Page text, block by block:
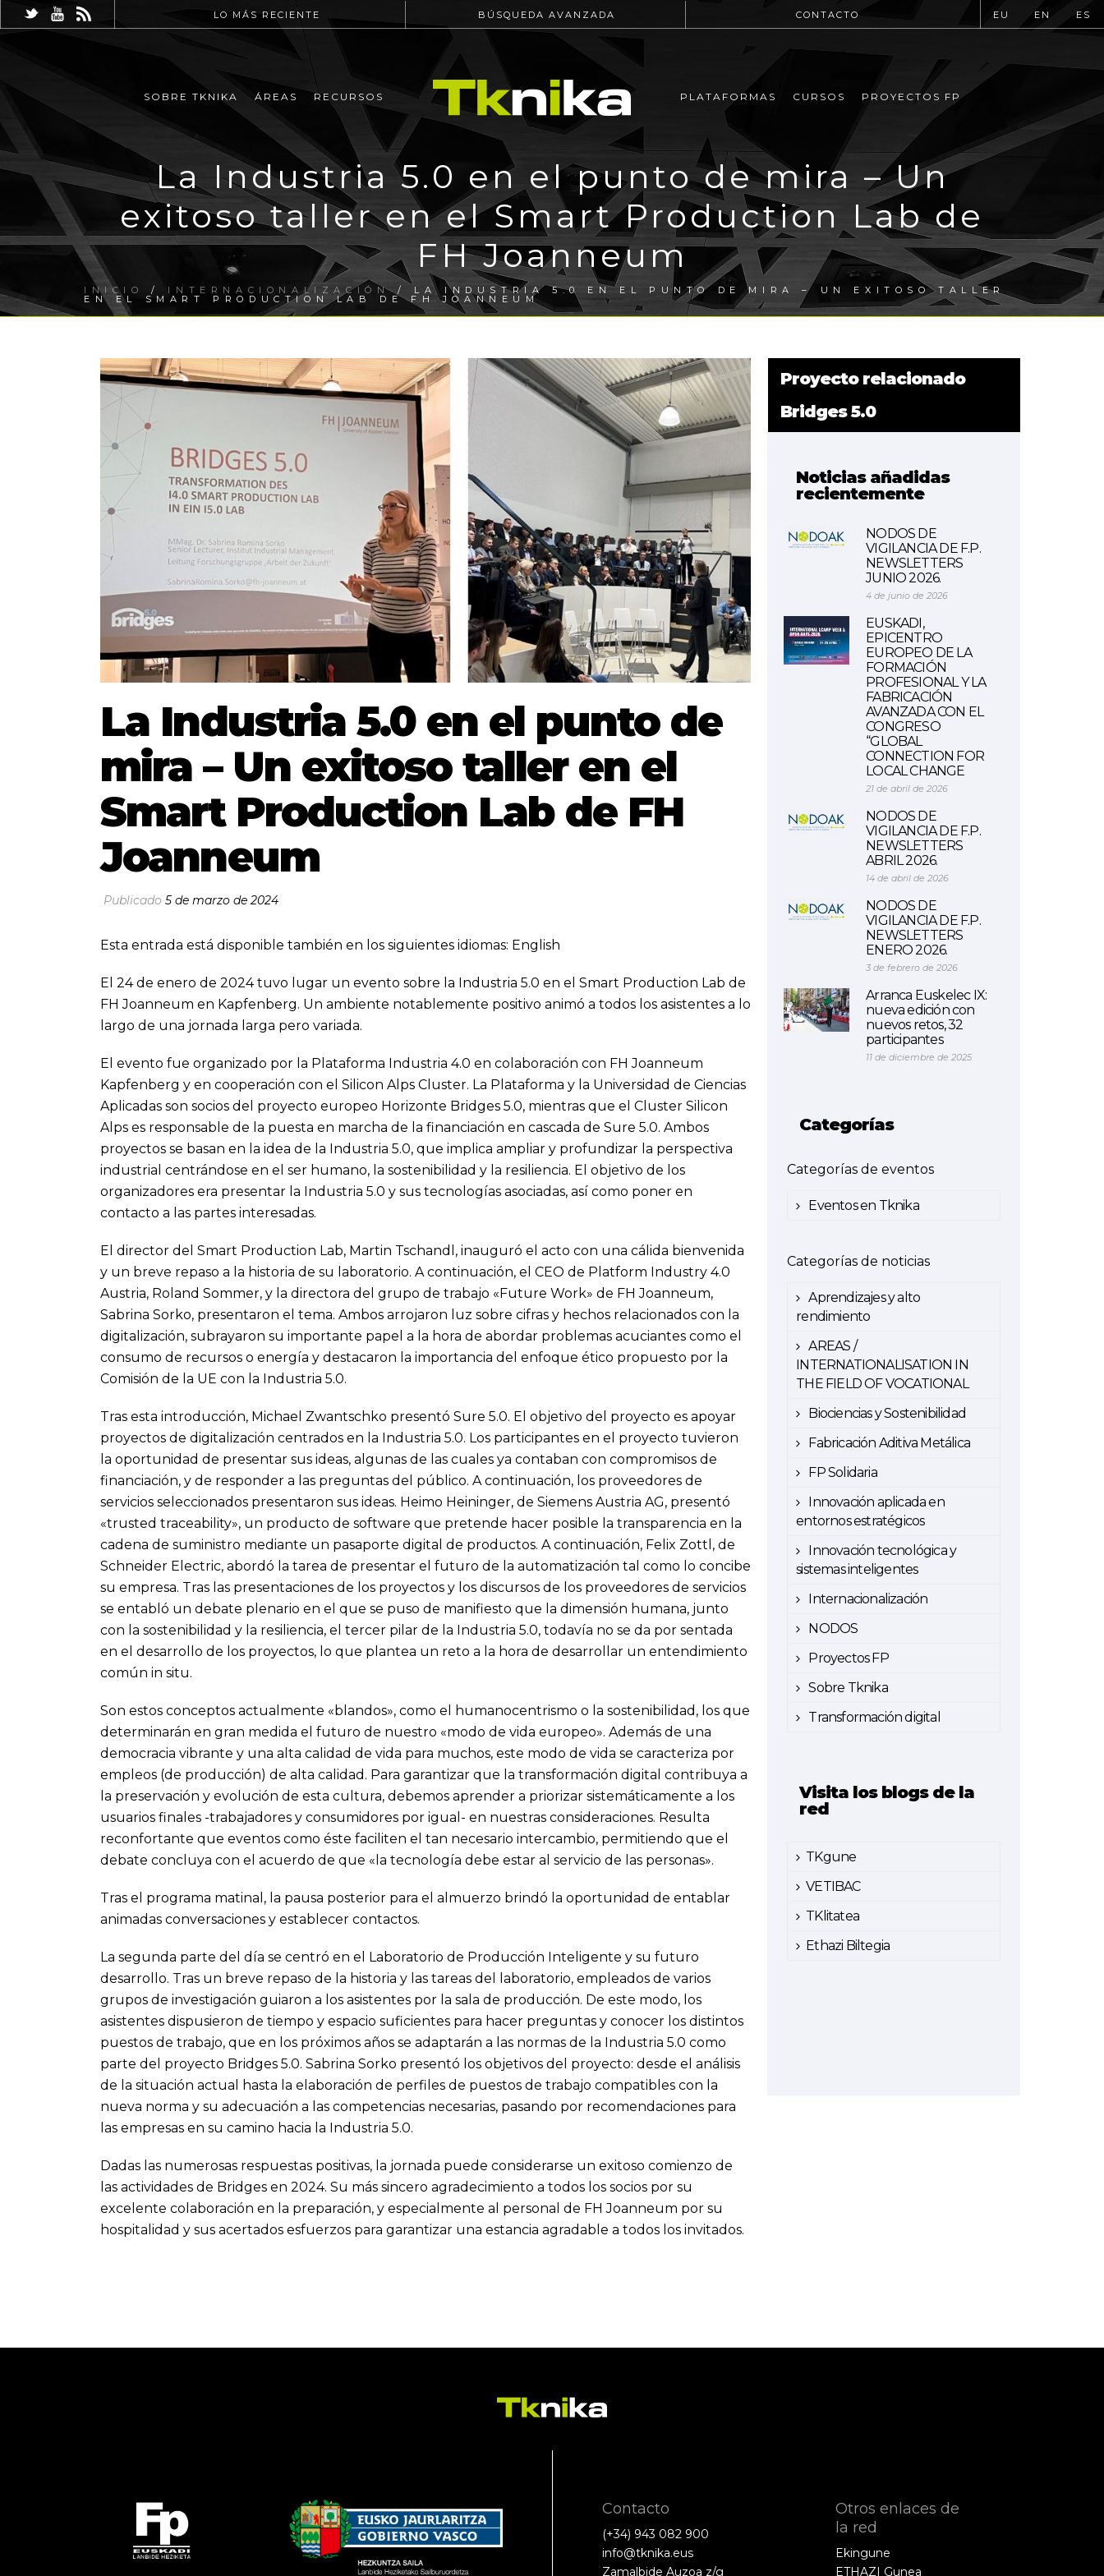
LO MÁS RECIENTE BÚSQUEDA AVANZADA CONTACTO EU EN ES
SOBRE TKNIKA ÁREAS RECURSOS PLATAFORMAS CURSOS PROYECTOS FP
La Industria 5.0 en el punto de mira – Un
exitoso taller en el Smart Production Lab de
FH Joanneum
INICIO / INTERNACIONALIZACIÓN/ LA INDUSTRIA 5.0 EN EL PUNTO DE MIRA – UN EXITOSO TALLER
EN EL SMART PRODUCTION LAB DE FH JOANNEUM
La Industria 5.0 en el punto de
mira – Un exitoso taller en el
Smart Production Lab de FH
Joanneum
Publicado 5 de marzo de 2024
Esta entrada está disponible también en los siguientes idiomas: English
El 24 de enero de 2024 tuvo lugar un evento sobre la Industria 5.0 en el Smart Production Lab de
FH Joanneum en Kapfenberg. Un ambiente notablemente positivo animó a todos los asistentes a lo
largo de una jornada larga pero variada.
El evento fue organizado por la Plataforma Industria 4.0 en colaboración con FH Joanneum
Kapfenberg y en cooperación con el Silicon Alps Cluster. La Plataforma y la Universidad de Ciencias
Aplicadas son socios del proyecto europeo Horizonte Bridges 5.0, mientras que el Cluster Silicon
Alps es responsable de la puesta en marcha de la financiación en cascada de Sure 5.0. Ambos
proyectos se basan en la idea de la Industria 5.0, que implica ampliar y profundizar la perspectiva
industrial centrándose en el ser humano, la sostenibilidad y la resiliencia. El objetivo de los
organizadores era presentar la Industria 5.0 y sus tecnologías asociadas, así como poner en
contacto a las partes interesadas.
El director del Smart Production Lab, Martin Tschandl, inauguró el acto con una cálida bienvenida
y un breve repaso a la historia de su laboratorio. A continuación, el CEO de Platform Industry 4.0
Austria, Roland Sommer, y la directora del grupo de trabajo «Future Work» de FH Joanneum,
Sabrina Sorko, presentaron el tema. Ambos arrojaron luz sobre cifras y hechos relacionados con la
digitalización, subrayaron su importante papel a la hora de abordar problemas acuciantes como el
consumo de recursos o energía y destacaron la importancia del enfoque ético propuesto por la
Comisión de la UE con la Industria 5.0.
Tras esta introducción, Michael Zwantschko presentó Sure 5.0. El objetivo del proyecto es apoyar
proyectos de digitalización centrados en la Industria 5.0. Los participantes en el proyecto tuvieron
la oportunidad de presentar sus ideas, algunas de las cuales ya contaban con compromisos de
financiación, y de responder a las preguntas del público. A continuación, los proveedores de
servicios seleccionados presentaron sus ideas. Heimo Heininger, de Siemens Austria AG, presentó
«trusted traceability», un producto de software que pretende hacer posible la transparencia en la
cadena de suministro mediante un pasaporte digital de productos. A continuación, Felix Zottl, de
Schneider Electric, abordó la tarea de presentar el futuro de la automatización tal como lo concibe
su empresa. Tras las presentaciones de los proyectos y los discursos de los proveedores de servicios
se entabló un debate plenario en el que se puso de manifiesto que la dimensión humana, junto
con la sostenibilidad y la resiliencia, el tercer pilar de la Industria 5.0, todavía no se da por sentada
en el desarrollo de los proyectos, lo que plantea un reto a la hora de desarrollar un entendimiento
común in situ.
Son estos conceptos actualmente «blandos», como el humanocentrismo o la sostenibilidad, los que
determinarán en gran medida el futuro de nuestro «modo de vida europeo». Además de una
democracia vibrante y una alta calidad de vida para muchos, este modo de vida se caracteriza por
empleos (de producción) de alta calidad. Para garantizar que la transformación digital contribuya a
la preservación y evolución de esta cultura, debemos aprender a priorizar sistemáticamente a los
usuarios finales -trabajadores y consumidores por igual- en nuestras consideraciones. Resulta
reconfortante que eventos como éste faciliten el tan necesario intercambio, permitiendo que el
debate concluya con el acuerdo de que «la tecnología debe estar al servicio de las personas».
Tras el programa matinal, la pausa posterior para el almuerzo brindó la oportunidad de entablar
animadas conversaciones y establecer contactos.
La segunda parte del día se centró en el Laboratorio de Producción Inteligente y su futuro
desarrollo. Tras un breve repaso de la historia y las tareas del laboratorio, empleados de varios
grupos de investigación guiaron a los asistentes por la sala de producción. De este modo, los
asistentes dispusieron de tiempo y espacio suficientes para hacer preguntas y conocer los distintos
puestos de trabajo, que en los próximos años se adaptarán a las normas de la Industria 5.0 como
parte del proyecto Bridges 5.0. Sabrina Sorko presentó los objetivos del proyecto: desde el análisis
de la situación actual hasta la elaboración de perfiles de puestos de trabajo compatibles con la
nueva norma y su adecuación a las competencias necesarias, pasando por recomendaciones para
las empresas en su camino hacia la Industria 5.0.
Dadas las numerosas respuestas positivas, la jornada puede considerarse un exitoso comienzo de
las actividades de Bridges en 2024. Su más sincero agradecimiento a todos los socios por su
excelente colaboración en la preparación, y especialmente al personal de FH Joanneum por su
hospitalidad y sus acertados esfuerzos para garantizar una estancia agradable a todos los invitados.
Proyecto relacionado
Bridges 5.0
Noticias añadidas
recientemente
NODOS DE
VIGILANCIA DE F.P.
NEWSLETTERS
JUNIO 2026.
4 de junio de 2026
EUSKADI,
EPICENTRO
EUROPEO DE LA
FORMACIÓN
PROFESIONAL Y LA
FABRICACIÓN
AVANZADA CON EL
CONGRESO
“GLOBAL
CONNECTION FOR
LOCAL CHANGE
21 de abril de 2026
NODOS DE
VIGILANCIA DE F.P.
NEWSLETTERS
ABRIL 2026.
14 de abril de 2026
NODOS DE
VIGILANCIA DE F.P.
NEWSLETTERS
ENERO 2026.
3 de febrero de 2026
Arranca Euskelec IX:
nueva edición con
nuevos retos, 32
participantes
11 de diciembre de 2025
Categorías
Categorías de eventos
Eventos en Tknika
Categorías de noticias
Aprendizajes y alto
rendimiento
AREAS /
INTERNATIONALISATION IN
THE FIELD OF VOCATIONAL
Biociencias y Sostenibilidad
Fabricación Aditiva Metálica
FP Solidaria
Innovación aplicada en
entornos estratégicos
Innovación tecnológica y
sistemas inteligentes
Internacionalización
NODOS
Proyectos FP
Sobre Tknika
Transformación digital
Visita los blogs de la
red
TKgune
VETIBAC
TKlitatea
Ethazi Biltegia
Contacto
(+34) 943 082 900
info@tknika.eus
Zamalbide Auzoa z/g
Otros enlaces de
la red
Ekingune
ETHAZI Gunea